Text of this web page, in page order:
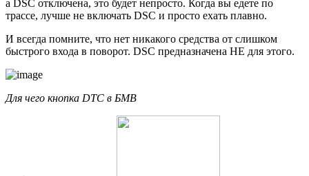
а DSC отключена, это будет непросто. Когда вы едете по
трассе, лучше не включать DSC и просто ехать плавно.
И всегда помните, что нет никакого средства от слишком
быстрого входа в поворот. DSC предназначена НЕ для этого.
Для чего кнопка DTC в БМВ